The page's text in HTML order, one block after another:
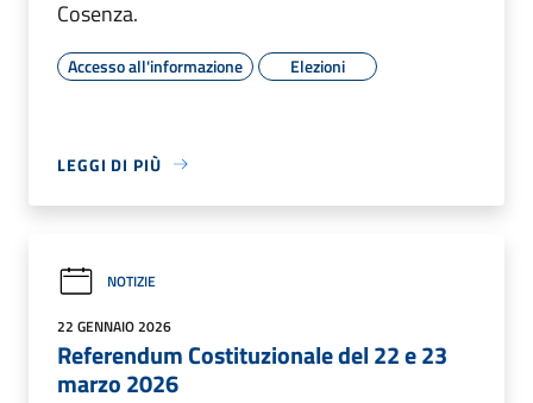
Cosenza.
Accesso all'informazione Elezioni
LEGGI DI PIÙ
NOTIZIE
22 GENNAIO 2026
Referendum Costituzionale del 22 e 23
marzo 2026